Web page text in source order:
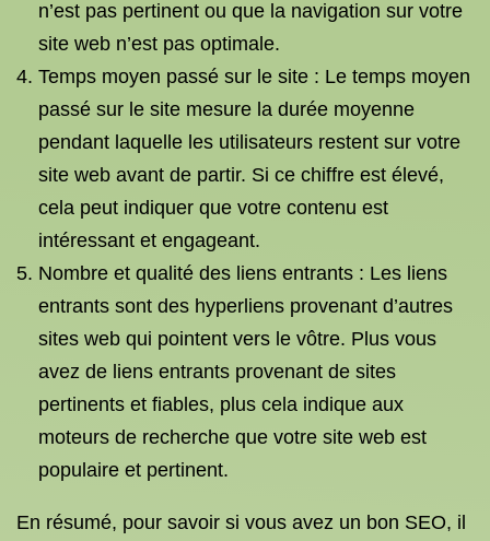
n’est pas pertinent ou que la navigation sur votre
site web n’est pas optimale.
Temps moyen passé sur le site : Le temps moyen
passé sur le site mesure la durée moyenne
pendant laquelle les utilisateurs restent sur votre
site web avant de partir. Si ce chiffre est élevé,
cela peut indiquer que votre contenu est
intéressant et engageant.
Nombre et qualité des liens entrants : Les liens
entrants sont des hyperliens provenant d’autres
sites web qui pointent vers le vôtre. Plus vous
avez de liens entrants provenant de sites
pertinents et fiables, plus cela indique aux
moteurs de recherche que votre site web est
populaire et pertinent.
En résumé, pour savoir si vous avez un bon SEO, il